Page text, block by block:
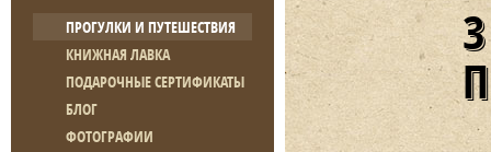
ПРОГУЛКИ И ПУТЕШЕСТВИЯ
КНИЖНАЯ ЛАВКА
ПОДАРОЧНЫЕ СЕРТИФИКАТЫ
БЛОГ
ФОТОГРАФИИ